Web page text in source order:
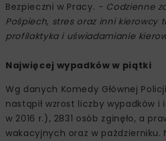
Bezpieczni w Pracy. - Codzienne
Pośpiech, stres oraz inni kierowcy
profilaktyka i uświadamianie
Najwięcej wypadków w piątki
Wg danych Komedy Głównej
nastąpił wzrost liczby wypadków i
w 2016 r.), 2831 osób zginęło, a
wakacyjnych oraz w